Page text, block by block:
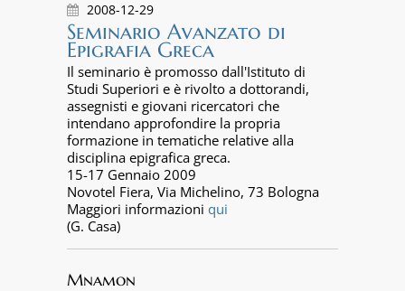
2008-12-29
Seminario Avanzato di
Epigrafia Greca
Il seminario è promosso dall'Istituto di
Studi Superiori e è rivolto a dottorandi,
assegnisti e giovani ricercatori che
intendano approfondire la propria
formazione in tematiche relative alla
disciplina epigrafica greca.
15-17 Gennaio 2009
Novotel Fiera, Via Michelino, 73 Bologna
Maggiori informazioni qui
(G. Casa)
Mnamon